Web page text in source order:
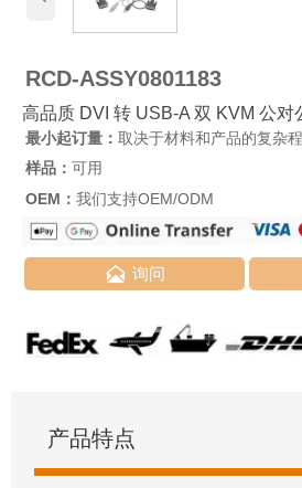
RCD-ASSY0801183
高品质 DVI 转 USB-A 双 KVM 公对
最小起订量： 取决于材料和产品的复杂
样品： 可用
OEM： 我们支持OEM/ODM
 询问
产品特点